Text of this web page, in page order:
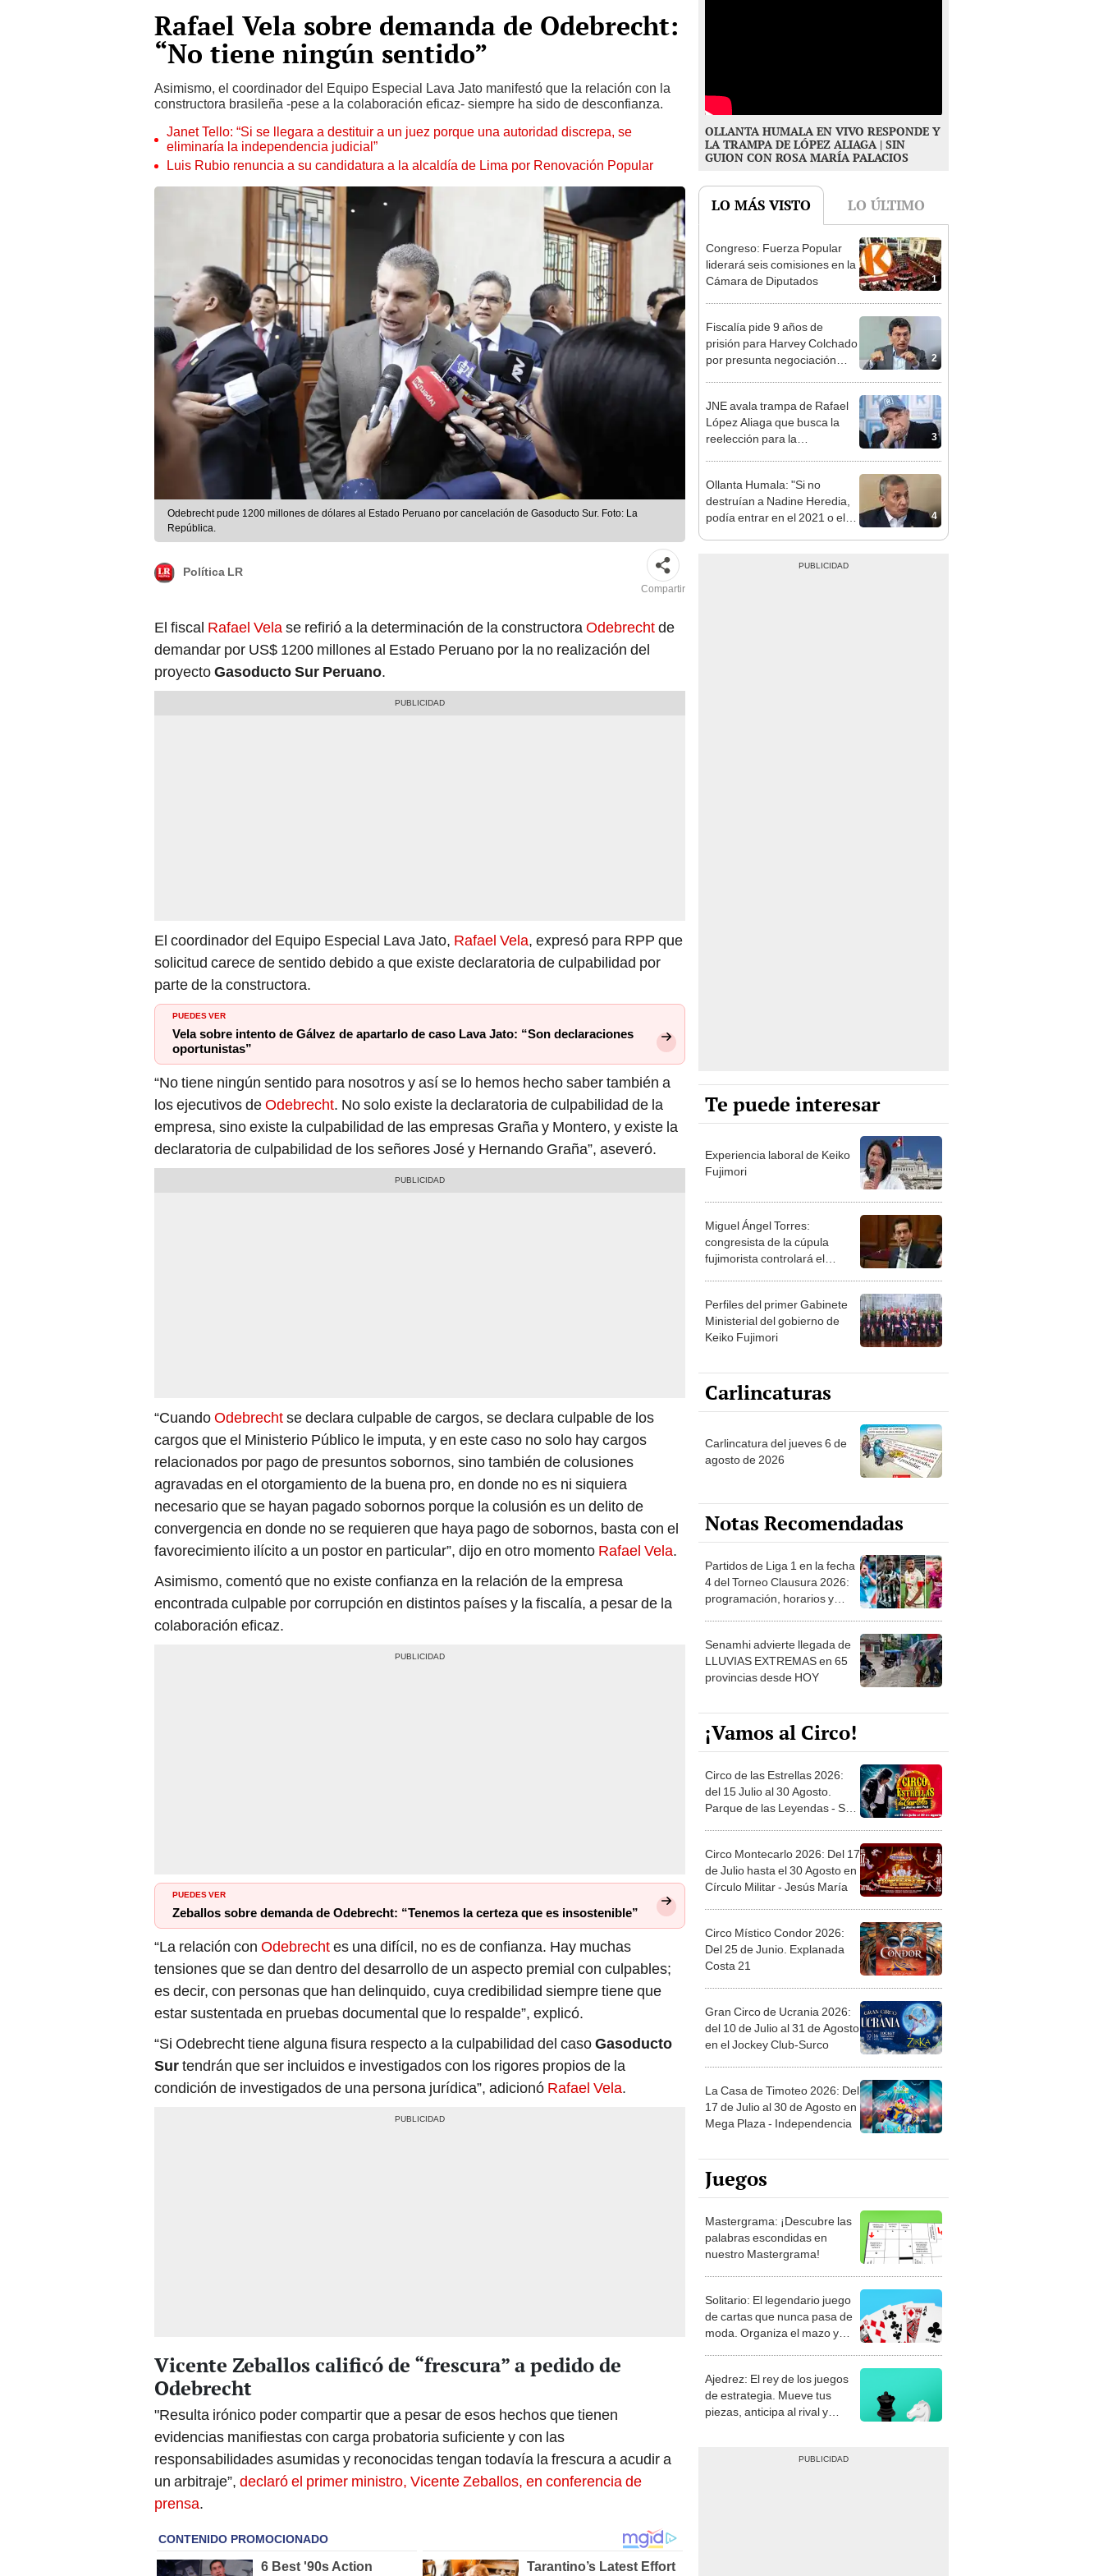
Rafael Vela sobre demanda de Odebrecht:
“No tiene ningún sentido”
Asimismo, el coordinador del Equipo Especial Lava Jato manifestó que la relación con la
constructora brasileña -pese a la colaboración eficaz- siempre ha sido de desconfianza.
Janet Tello: “Si se llegara a destituir a un juez porque una autoridad discrepa, se
eliminaría la independencia judicial”
Luis Rubio renuncia a su candidatura a la alcaldía de Lima por Renovación Popular
Odebrecht pude 1200 millones de dólares al Estado Peruano por cancelación de Gasoducto Sur. Foto: La
República.
Política LR
Compartir
El fiscal Rafael Velase refirió a la determinación de la constructoraOdebrechtde
demandar por US$ 1200 millones al Estado Peruano por la no realización del
proyectoGasoducto Sur Peruano.
El coordinador del Equipo Especial Lava Jato, Rafael Vela, expresó para RPP que
solicitud carece de sentido debido a que existe declaratoria de culpabilidad por
parte de la constructora.
PUEDES VER
Vela sobre intento de Gálvez de apartarlo de caso Lava Jato: “Son declaraciones
oportunistas”
“No tiene ningún sentido para nosotros y así se lo hemos hecho saber también a
los ejecutivos deOdebrecht. No solo existe la declaratoria de culpabilidad de la
empresa, sino existe la culpabilidad de las empresas Graña y Montero, y existe la
declaratoria de culpabilidad de los señores José y Hernando Graña”, aseveró.
“CuandoOdebrechtse declara culpable de cargos, se declara culpable de los
cargos que el Ministerio Público le imputa, y en este caso no solo hay cargos
relacionados por pago de presuntos sobornos, sino también de colusiones
agravadas en el otorgamiento de la buena pro, en donde no es ni siquiera
necesario que se hayan pagado sobornos porque la colusión es un delito de
convergencia en donde no se requieren que haya pago de sobornos, basta con el
favorecimiento ilícito a un postor en particular”, dijo en otro momento Rafael Vela.
Asimismo, comentó que no existe confianza en la relación de la empresa
encontrada culpable por corrupción en distintos países y la fiscalía, a pesar de la
colaboración eficaz.
PUEDES VER
Zeballos sobre demanda de Odebrecht: “Tenemos la certeza que es insostenible”
“La relación con Odebrechtes una difícil, no es de confianza. Hay muchas
tensiones que se dan dentro del desarrollo de un aspecto premial con culpables;
es decir, con personas que han delinquido, cuya credibilidad siempre tiene que
estar sustentada en pruebas documental que lo respalde”, explicó.
“Si Odebrecht tiene alguna fisura respecto a la culpabilidad del casoGasoducto
Surtendrán que ser incluidos e investigados con los rigores propios de la
condición de investigados de una persona jurídica”, adicionó Rafael Vela.
Vicente Zeballos calificó de “frescura” a pedido de
Odebrecht
"Resulta irónico poder compartir que a pesar de esos hechos que tienen
evidencias manifiestas con carga probatoria suficiente y con las
responsabilidades asumidas y reconocidas tengan todavía la frescura a acudir a
un arbitraje”, declaró el primer ministro, Vicente Zeballos, en conferencia de
prensa.
OLLANTA HUMALA EN VIVO RESPONDE Y
LA TRAMPA DE LÓPEZ ALIAGA | SIN
GUION CON ROSA MARÍA PALACIOS
LO MÁS VISTO LO ÚLTIMO
1
Congreso: Fuerza Popular
liderará seis comisiones en la
Cámara de Diputados
2
Fiscalía pide 9 años de
prisión para Harvey Colchado
por presunta negociación
3
JNE avala trampa de Rafael
López Aliaga que busca la
reelección para la
4
Ollanta Humala: "Si no
destruían a Nadine Heredia,
podía entrar en el 2021 o el
Te puede interesar
Experiencia laboral de Keiko
Fujimori
Miguel Ángel Torres:
congresista de la cúpula
fujimorista controlará el
Perfiles del primer Gabinete
Ministerial del gobierno de
Keiko Fujimori
Carlincaturas
Carlincatura del jueves 6 de
agosto de 2026
Notas Recomendadas
Partidos de Liga 1 en la fecha
4 del Torneo Clausura 2026:
programación, horarios y
Senamhi advierte llegada de
LLUVIAS EXTREMAS en 65
provincias desde HOY
¡Vamos al Circo!
Circo de las Estrellas 2026:
del 15 Julio al 30 Agosto.
Parque de las Leyendas - San
Circo Montecarlo 2026: Del 17
de Julio hasta el 30 Agosto en
Círculo Militar - Jesús María
Circo Místico Condor 2026:
Del 25 de Junio. Explanada
Costa 21
Gran Circo de Ucrania 2026:
del 10 de Julio al 31 de Agosto
en el Jockey Club-Surco
La Casa de Timoteo 2026: Del
17 de Julio al 30 de Agosto en
Mega Plaza - Independencia
Juegos
Mastergrama: ¡Descubre las
palabras escondidas en
nuestro Mastergrama!
Solitario: El legendario juego
de cartas que nunca pasa de
moda. Organiza el mazo y
Ajedrez: El rey de los juegos
de estrategia. Mueve tus
piezas, anticipa al rival y